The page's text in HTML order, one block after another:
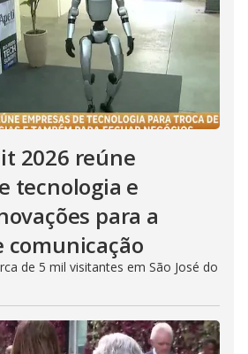
2026 reúne
tecnologia e
para a
comunicação
de 5 mil visitantes em São José do